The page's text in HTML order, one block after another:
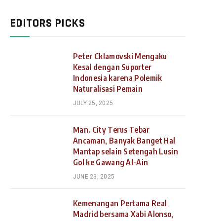
EDITORS PICKS
Peter Cklamovski Mengaku
Kesal dengan Suporter
Indonesia karena Polemik
Naturalisasi Pemain
JULY 25, 2025
Man. City Terus Tebar
Ancaman, Banyak Banget Hal
Mantap selain Setengah Lusin
Gol ke Gawang Al-Ain
JUNE 23, 2025
Kemenangan Pertama Real
Madrid bersama Xabi Alonso,